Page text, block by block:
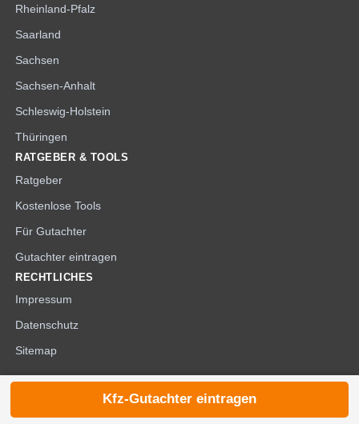
Rheinland-Pfalz
Saarland
Sachsen
Sachsen-Anhalt
Schleswig-Holstein
Thüringen
RATGEBER & TOOLS
Ratgeber
Kostenlose Tools
Für Gutachter
Gutachter eintragen
RECHTLICHES
Impressum
Datenschutz
Sitemap
© 2026 die-kfzgutachter.de
Kfz-Gutachter eintragen